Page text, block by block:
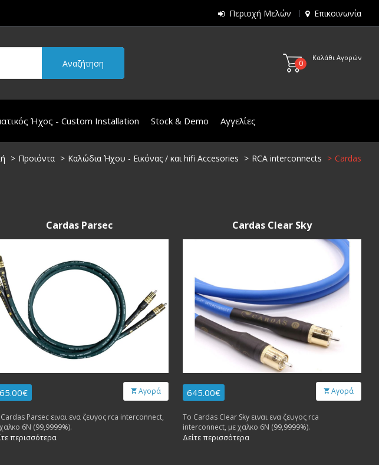
Περιοχή Μελών Επικοινωνία
0
Καλάθι Αγορών
Αναζήτηση
Ήχος - Custom Installation Stock & Demo Αγγελίες
Προιόντα Καλώδια Ήχου - Εικόνας / και hifi Accesories RCA interconnects Cardas
Cardas Parsec
Αγορά
Parsec ειναι ενα ζευγος rca interconnect,
6Ν (99,9999%).
περισσότερα
Cardas Clear Sky
645.00€ Αγορά
Το Cardas Clear Sky ειναι ενα ζευγος rca
interconnect, με χαλκο 6Ν (99,9999%).
Δείτε περισσότερα